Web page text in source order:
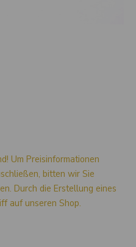
Um Preisinformationen
bitten wir Sie
Durch die Erstellung eines
auf unseren Shop.